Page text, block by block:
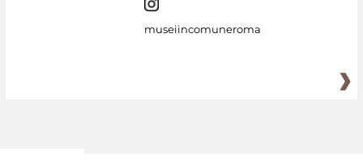
museiincomuneroma